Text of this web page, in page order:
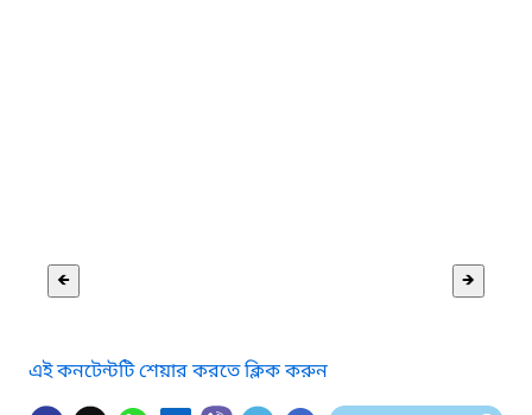
🡸 🡺
এই কনটেন্টটি শেয়ার করতে ক্লিক করুন